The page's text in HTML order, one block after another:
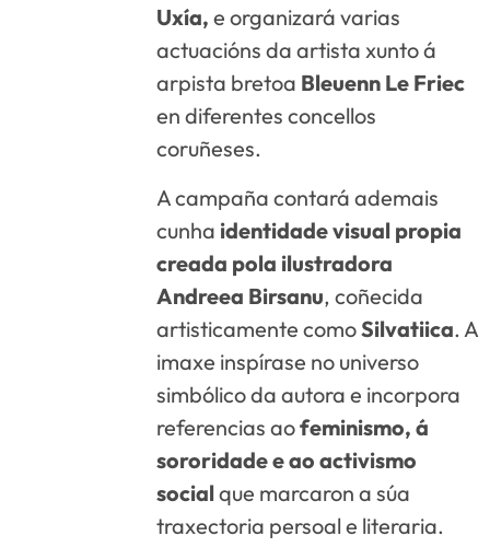
Uxía, e organizará varias
actuacións da artista xunto á
arpista bretoa Bleuenn Le Friec
en diferentes concellos
coruñeses.
A campaña contará ademais
cunha identidade visual propia
creada pola ilustradora
Andreea Birsanu, coñecida
artisticamente comoSilvatiica. A
imaxe inspírase no universo
simbólico da autora e incorpora
referencias aofeminismo, á
sororidade e ao activismo
socialque marcaron a súa
traxectoria persoal e literaria.